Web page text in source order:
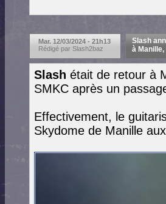
Mar. 12/03/2024 - 21h13
Rédigé par Slash2baz
Slash
à
Slash était de retour à
SMKC après un
Effectivement, le
Skydome de Manille